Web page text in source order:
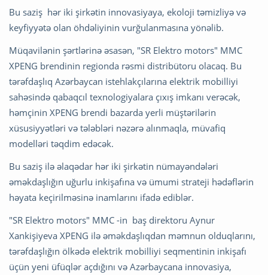
Bu saziş hər iki şirkətin innovasiyaya, ekoloji təmizliyə və
keyfiyyətə olan öhdəliyinin vurğulanmasına yönəlib.
Müqavilənin şərtlərinə əsasən, "SR Elektro motors" MMC
XPENG brendinin regionda rəsmi distribütoru olacaq. Bu
tərəfdaşlıq Azərbaycan istehlakçılarına elektrik mobilliyi
sahəsində qabaqcıl texnologiyalara çıxış imkanı verəcək,
həmçinin XPENG brendi bazarda yerli müştərilərin
xüsusiyyətləri və tələbləri nəzərə alınmaqla, müvafiq
modelləri təqdim edəcək.
Bu saziş ilə əlaqədar hər iki şirkətin nümayəndələri
əməkdaşlığın uğurlu inkişafına və ümumi strateji hədəflərin
həyata keçirilməsinə inamlarını ifadə ediblər.
"SR Elektro motors" MMC -in baş direktoru Aynur
Xankişiyeva XPENG ilə əməkdaşlıqdan məmnun olduqlarını,
tərəfdaşlığın ölkədə elektrik mobilliyi seqmentinin inkişafı
üçün yeni üfüqlər açdığını və Azərbaycana innovasiya,